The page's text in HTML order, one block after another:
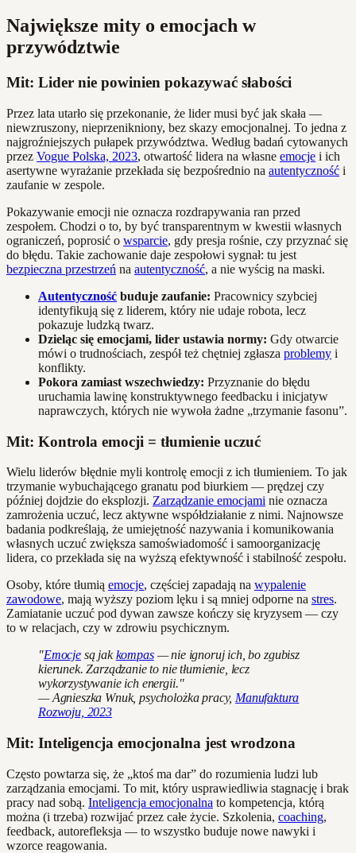
Największe mity o emocjach w
przywództwie
Mit: Lider nie powinien pokazywać słabości
Przez lata utarło się przekonanie, że lider musi być jak skała —
niewzruszony, nieprzenikniony, bez skazy emocjonalnej. To jedna z
najgroźniejszych pułapek przywództwa. Według badań cytowanych
przez Vogue Polska, 2023, otwartość lidera na własne emocje i ich
asertywne wyrażanie przekłada się bezpośrednio na autentyczność i
zaufanie w zespole.
Pokazywanie emocji nie oznacza rozdrapywania ran przed
zespołem. Chodzi o to, by być transparentnym w kwestii własnych
ograniczeń, poprosić o wsparcie, gdy presja rośnie, czy przyznać się
do błędu. Takie zachowanie daje zespołowi sygnał: tu jest
bezpieczna przestrzeń na autentyczność, a nie wyścig na maski.
Autentyczność buduje zaufanie: Pracownicy szybciej
identyfikują się z liderem, który nie udaje robota, lecz
pokazuje ludzką twarz.
Dzieląc się emocjami, lider ustawia normy: Gdy otwarcie
mówi o trudnościach, zespół też chętniej zgłasza problemy i
konflikty.
Pokora zamiast wszechwiedzy: Przyznanie do błędu
uruchamia lawinę konstruktywnego feedbacku i inicjatyw
naprawczych, których nie wywoła żadne „trzymanie fasonu”.
Mit: Kontrola emocji = tłumienie uczuć
Wielu liderów błędnie myli kontrolę emocji z ich tłumieniem. To jak
trzymanie wybuchającego granatu pod biurkiem — prędzej czy
później dojdzie do eksplozji. Zarządzanie emocjami nie oznacza
zamrożenia uczuć, lecz aktywne współdziałanie z nimi. Najnowsze
badania podkreślają, że umiejętność nazywania i komunikowania
własnych uczuć zwiększa samoświadomość i samoorganizację
lidera, co przekłada się na wyższą efektywność i stabilność zespołu.
Osoby, które tłumią emocje, częściej zapadają na wypalenie
zawodowe, mają wyższy poziom lęku i są mniej odporne na stres.
Zamiatanie uczuć pod dywan zawsze kończy się kryzysem — czy
to w relacjach, czy w zdrowiu psychicznym.
"Emocjesą jakkompas— nie ignoruj ich, bo zgubisz
kierunek. Zarządzanie to nie tłumienie, lecz
wykorzystywanie ich energii."
— Agnieszka Wnuk, psycholożka pracy, Manufaktura
Rozwoju, 2023
Mit: Inteligencja emocjonalna jest wrodzona
Często powtarza się, że „ktoś ma dar” do rozumienia ludzi lub
zarządzania emocjami. To mit, który usprawiedliwia stagnację i brak
pracy nad sobą. Inteligencja emocjonalna to kompetencja, którą
można (i trzeba) rozwijać przez całe życie. Szkolenia, coaching,
feedback, autorefleksja — to wszystko buduje nowe nawyki i
wzorce reagowania.